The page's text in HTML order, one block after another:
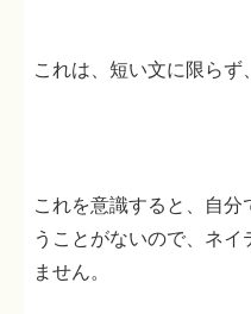
これは、短い文に限らず
これを意識すると、自分
うことがないので、ネイ
ません。